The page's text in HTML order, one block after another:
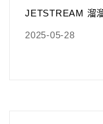
JETSTREAM 溜
2025-05-28